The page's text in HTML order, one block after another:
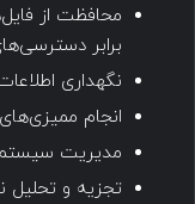
محافظت از
برابر
نگهداری
انجام
مدیریت
تجزیه و تحلیل